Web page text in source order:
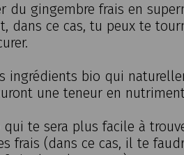
gingembre frais en
dans ce cas, tu peux te
ingrédients bio qui
une teneur en
qui te sera plus facile à
frais (dans ce cas, il te